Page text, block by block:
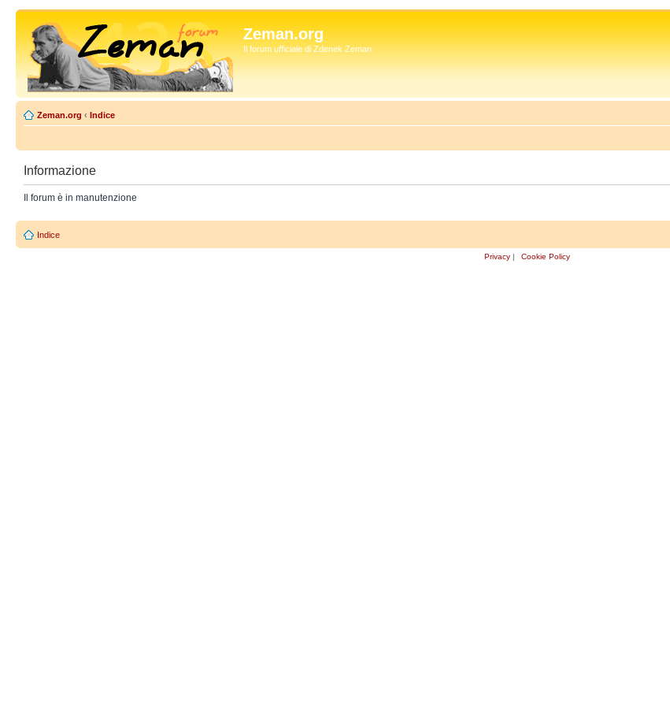
Zeman.org
Il forum ufficiale di Zdenek Zeman
Zeman.org ‹ Indice
Informazione
Il forum è in manutenzione
Indice
Privacy | Cookie Policy